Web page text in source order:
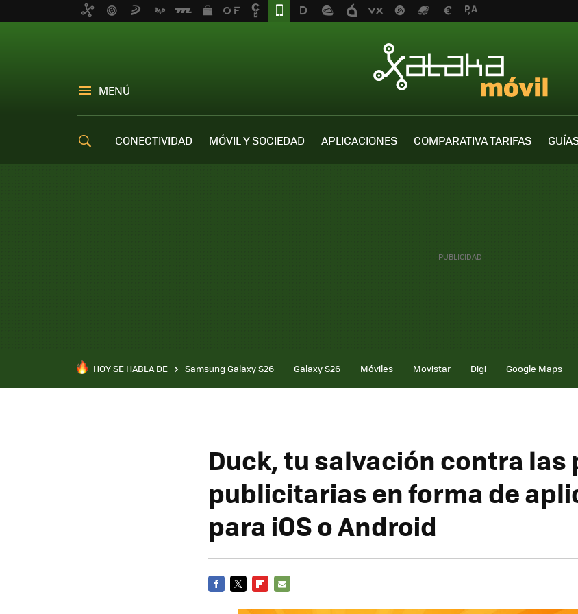
MENÚ
CONECTIVIDAD MÓVIL Y SOCIEDAD APLICACIONES COMPARATIVA TARIFAS
HOY SE HABLA DE Samsung Galaxy S26 Galaxy S26 Móviles Movistar Digi Google Maps
Duck, tu salvación contra las
publicitarias en forma de
para iOS o Android